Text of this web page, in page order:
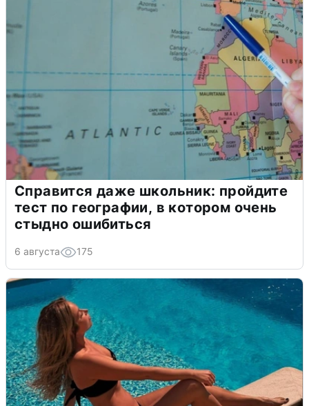
Справится даже школьник: пройдите
тест по географии, в котором очень
стыдно ошибиться
6 августа 175